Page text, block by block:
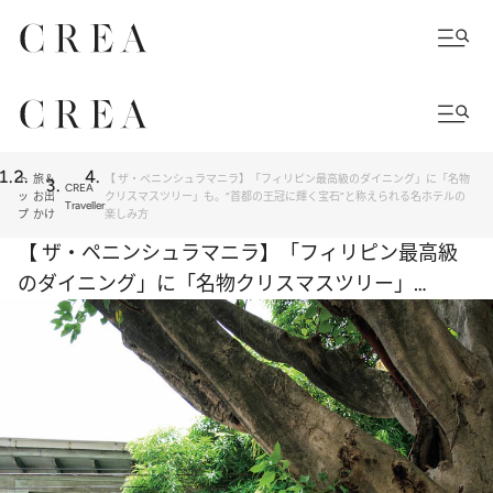
ト
ッ
プ
旅＆
お出
かけ
CREA
Traveller
【 ザ・ペニンシュラマニラ】「フィリピン最高級のダイニング」に「名物
クリスマスツリー」も。“首都の王冠に輝く宝石”と称えられる名ホテルの
楽しみ方
【 ザ・ペニンシュラマニラ】「フィリピン最高級
のダイニング」に「名物クリスマスツリー」
も。“首都の王冠に輝く宝石”と称えられる名ホテル
の楽しみ方